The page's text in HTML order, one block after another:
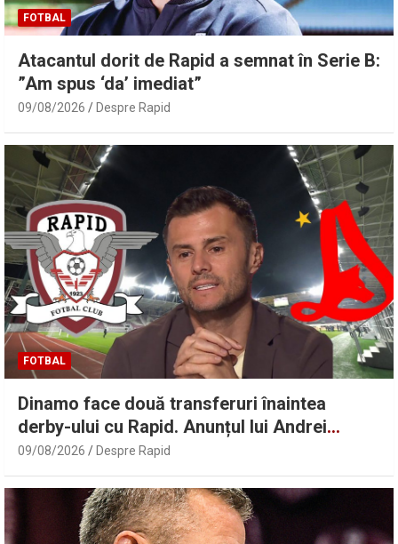
FOTBAL
Atacantul dorit de Rapid a semnat în Serie B:
”Am spus ‘da’ imediat”
09/08/2026 Despre Rapid
FOTBAL
Dinamo face două transferuri înaintea
derby-ului cu Rapid. Anunțul lui Andrei
Nicolescu
09/08/2026 Despre Rapid